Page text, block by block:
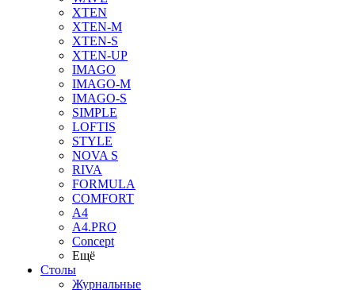
XTEN
XTEN-M
XTEN-S
XTEN-UP
IMAGO
IMAGO-M
IMAGO-S
SIMPLE
LOFTIS
STYLE
NOVA S
RIVA
FORMULA
COMFORT
A4
A4.PRO
Concept
Ещё
Столы
Журнальные